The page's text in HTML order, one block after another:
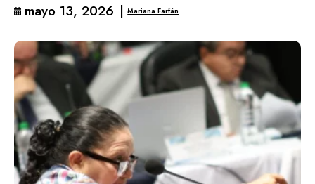
mayo 13, 2026 | Mariana Farfán